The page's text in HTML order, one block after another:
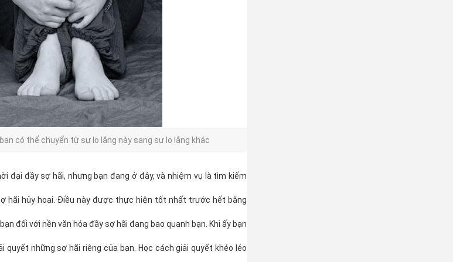
có thể chuyển từ sự lo lắng này sang sự lo lắng khác
đại đầy sợ hãi, nhưng bạn đang ở đây, và nhiệm vụ là tìm kiếm
hãi hủy hoại. Điều này được thực hiện tốt nhất trước hết bằng
đối với nền văn hóa đầy sợ hãi đang bao quanh bạn. Khi ấy bạn
quyết những sợ hãi riêng của bạn. Học cách giải quyết khéo léo